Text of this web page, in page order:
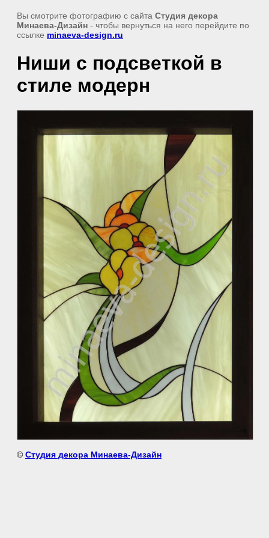
Вы смотрите фотографию с сайта Студия декора
Минаева-Дизайн - чтобы вернуться на него перейдите по
ссылке minaeva-design.ru
Ниши с подсветкой в
стиле модерн
© Студия декора Минаева-Дизайн